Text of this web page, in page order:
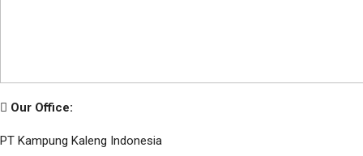
Our Office:
PT Kampung Kaleng Indonesia